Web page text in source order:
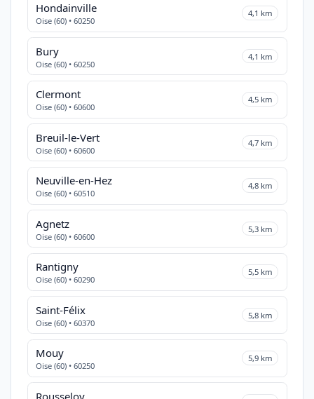
Hondainville
Oise (60) • 60250
4,1 km
Bury
Oise (60) • 60250
4,1 km
Clermont
Oise (60) • 60600
4,5 km
Breuil-le-Vert
Oise (60) • 60600
4,7 km
Neuville-en-Hez
Oise (60) • 60510
4,8 km
Agnetz
Oise (60) • 60600
5,3 km
Rantigny
Oise (60) • 60290
5,5 km
Saint-Félix
Oise (60) • 60370
5,8 km
Mouy
Oise (60) • 60250
5,9 km
Rousseloy